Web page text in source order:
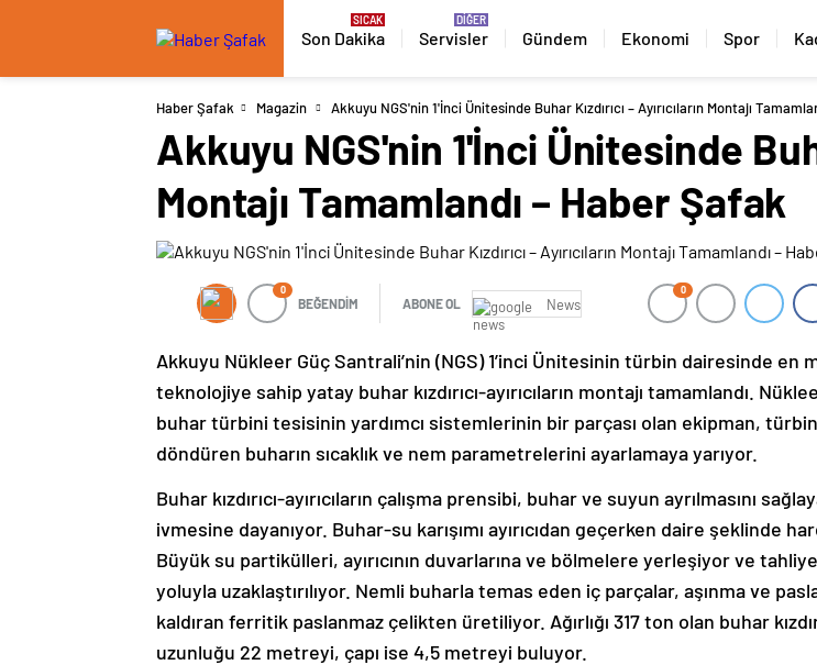
Son Dakika Servisler Gündem Ekonomi Spor
Haber Şafak Magazin Akkuyu NGS'nin 1'İnci Ünitesinde Buhar Kızdırıcı – Ayırıcıların Montajı
Akkuyu NGS'nin 1'İnci Ünitesinde
Montajı Tamamlandı – Haber Şafak
0
BEĞENDİM ABONE OL News
0
Akkuyu Nükleer Güç Santrali’nin (NGS) 1’inci Ünitesinin türbin dairesinde en
teknolojiye sahip yatay buhar kızdırıcı-ayırıcıların montajı tamamlandı.
buhar türbini tesisinin yardımcı sistemlerinin bir parçası olan ekipman,
döndüren buharın sıcaklık ve nem parametrelerini ayarlamaya yarıyor.
Buhar kızdırıcı-ayırıcıların çalışma prensibi, buhar ve suyun ayrılmasını
ivmesine dayanıyor. Buhar-su karışımı ayırıcıdan geçerken daire şeklinde
Büyük su partikülleri, ayırıcının duvarlarına ve bölmelere yerleşiyor ve tahliye
yoluyla uzaklaştırılıyor. Nemli buharla temas eden iç parçalar, aşınma ve
kaldıran ferritik paslanmaz çelikten üretiliyor. Ağırlığı 317 ton olan buhar
uzunluğu 22 metreyi, çapı ise 4,5 metreyi buluyor.